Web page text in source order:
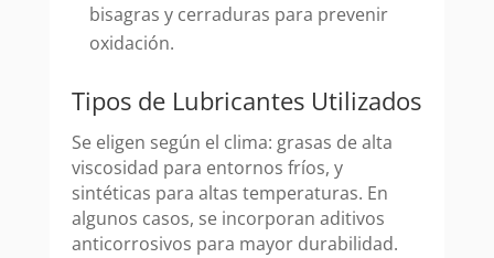
bisagras y cerraduras para prevenir
oxidación.
Tipos de Lubricantes Utilizados
Se eligen según el clima: grasas de alta
viscosidad para entornos fríos, y
sintéticas para altas temperaturas. En
algunos casos, se incorporan aditivos
anticorrosivos para mayor durabilidad.